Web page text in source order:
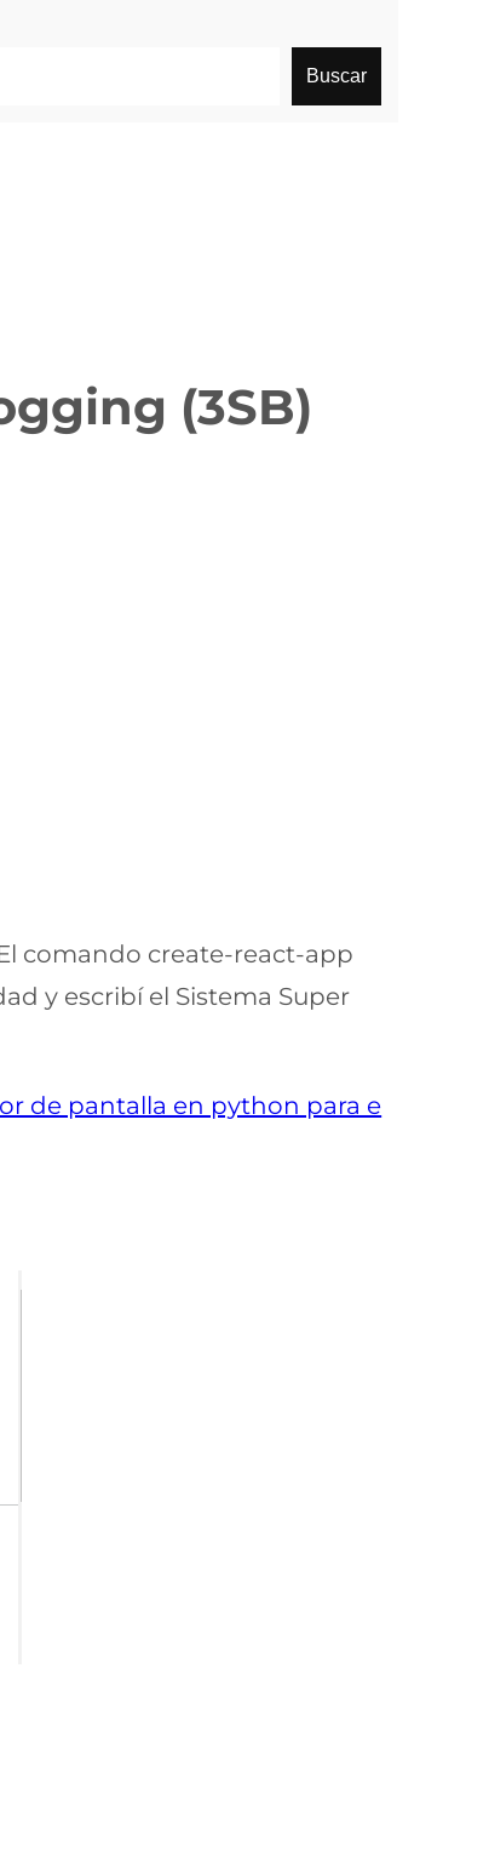
Buscar
(3SB)
comando create-react-app
y escribí el Sistema Super
de pantalla en python para e